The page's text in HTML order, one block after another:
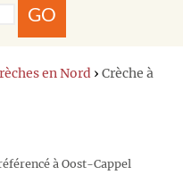
GO
en Nord › Crèche à
à Oost-Cappel